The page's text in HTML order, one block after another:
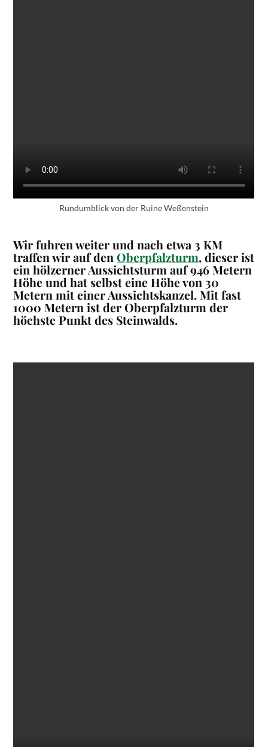
Rundumblick von der Ruine Weßenstein
Wir fuhren weiter und nach etwa 3 KM
traffen wir auf denOberpfalzturm, dieser ist
ein hölzerner Aussichtsturm auf 946 Metern
Höhe und hat selbst eine Höhe von 30
Metern mit einer Aussichtskanzel. Mit fast
1000 Metern ist der Oberpfalzturm der
höchste Punkt des Steinwalds.